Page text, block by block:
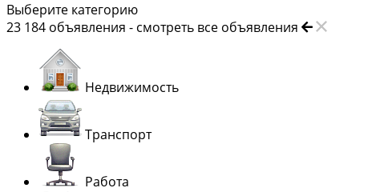
Выберите категорию
23 184 объявления - смотреть все объявления
Недвижимость
Транспорт
Работа